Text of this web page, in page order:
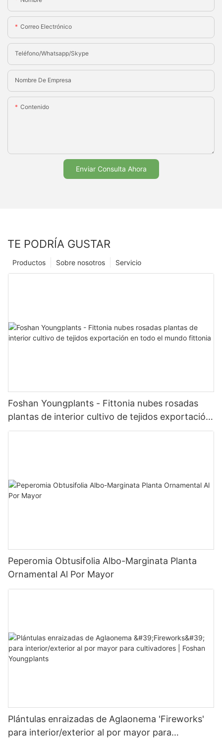
Correo Electrónico
Teléfono/whatsapp/skype
Nombre De Empresa
Contenido
Enviar Consulta Ahora
TE PODRÍA GUSTAR
Servicio
Sobre nosotros
Productos
Foshan Youngplants - Fittonia nubes rosadas
plantas de interior cultivo de tejidos exportación
en todo el mundo fittonia
Peperomia Obtusifolia Albo-Marginata Planta
Ornamental Al Por Mayor
Plántulas enraizadas de Aglaonema 'Fireworks'
para interior/exterior al por mayor para